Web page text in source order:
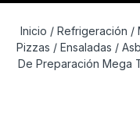
Inicio / Refrigeración /
Pizzas / Ensaladas /
De Preparación Mega